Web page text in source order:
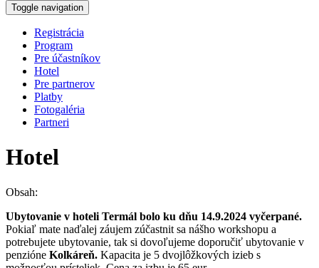
Toggle navigation
Registrácia
Program
Pre účastníkov
Hotel
Pre partnerov
Platby
Fotogaléria
Partneri
Hotel
Obsah:
Ubytovanie v hoteli Termál bolo ku dňu 14.9.2024 vyčerpané.
Pokiaľ mate naďalej záujem zúčastnit sa nášho workshopu a
potrebujete ubytovanie, tak si dovoľujeme doporučiť ubytovanie v
penzióne Kolkáreň. Kapacita je 5 dvojlôžkových izieb s